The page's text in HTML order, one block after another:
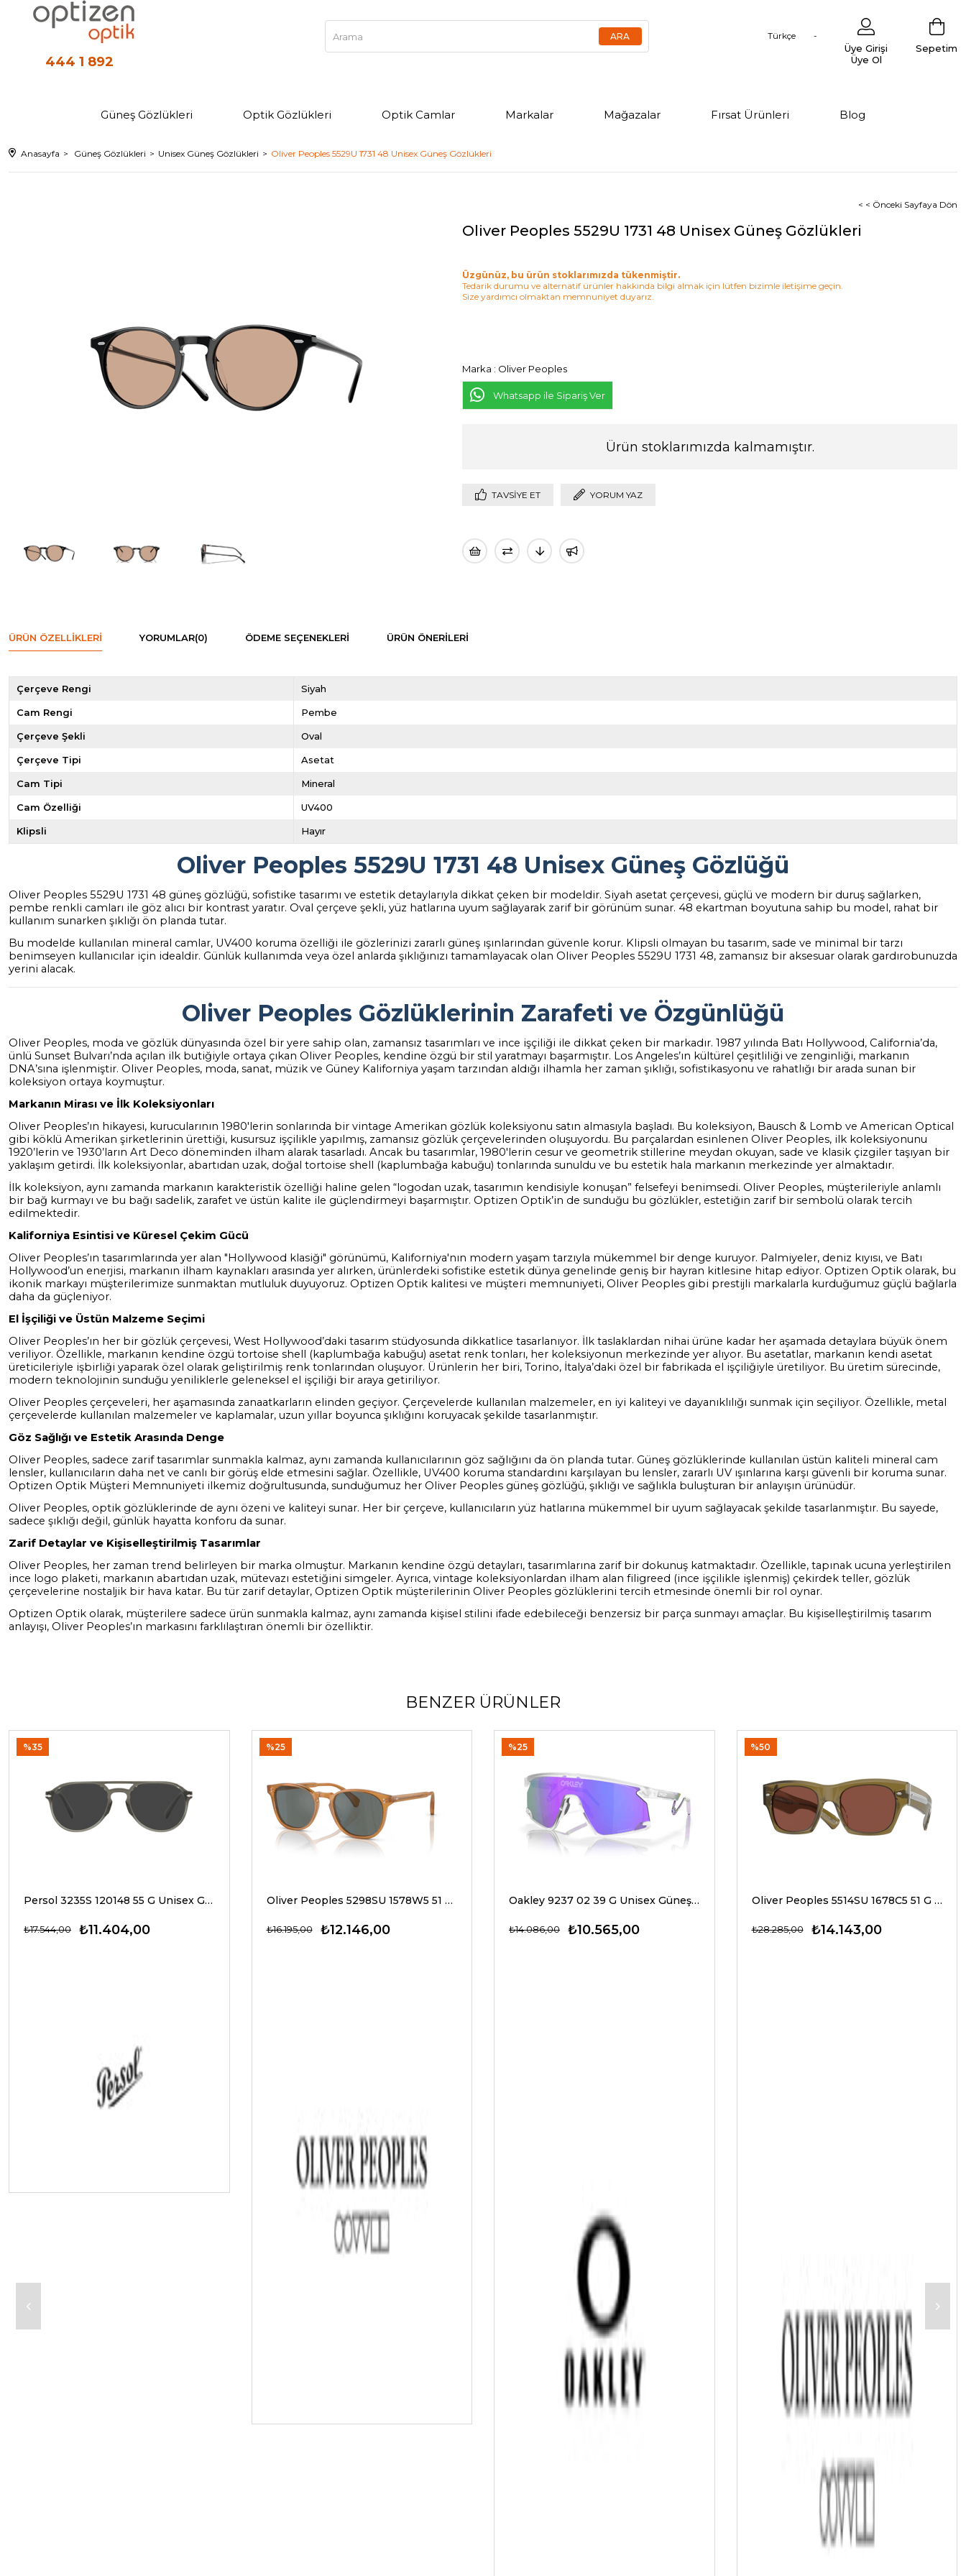
444 1 892
Türkçe
Sepetim
Üye Girişi
Üye Ol
Güneş Gözlükleri Optik Gözlükleri Optik Camlar Markalar Mağazalar Fırsat Ürünleri Blog
Anasayfa Güneş Gözlükleri Unisex Güneş Gözlükleri Oliver Peoples 5529U 1731 48 Unisex Güneş Gözlükleri
< < Önceki Sayfaya Dön
Oliver Peoples 5529U 1731 48 Unisex Güneş Gözlükleri
Üzgünüz, bu ürün stoklarımızda tükenmiştir.
Tedarik durumu ve alternatif ürünler hakkında bilgi almak için lütfen bizimle iletişime geçin.
Size yardımcı olmaktan memnuniyet duyarız.
Marka : Oliver Peoples
Whatsapp ile Sipariş Ver
Ürün stoklarımızda kalmamıştır.
TAVSIYE ET YORUM YAZ
ÜRÜN ÖZELLIKLERI YORUMLAR(0) ÖDEME SEÇENEKLERI ÜRÜN ÖNERILERI
Çerçeve Rengi Siyah
Cam Rengi Pembe
Çerçeve Şekli Oval
Çerçeve Tipi Asetat
Cam Tipi Mineral
Cam Özelliği UV400
Klipsli Hayır
Oliver Peoples 5529U 1731 48 Unisex Güneş Gözlüğü
Oliver Peoples 5529U 1731 48 güneş gözlüğü, sofistike tasarımı ve estetik detaylarıyla dikkat çeken bir modeldir. Siyah asetat çerçevesi, güçlü ve modern bir duruş sağlarken,
pembe renkli camları ile göz alıcı bir kontrast yaratır. Oval çerçeve şekli, yüz hatlarına uyum sağlayarak zarif bir görünüm sunar. 48 ekartman boyutuna sahip bu model, rahat bir
kullanım sunarken şıklığı ön planda tutar.
Bu modelde kullanılan mineral camlar, UV400 koruma özelliği ile gözlerinizi zararlı güneş ışınlarından güvenle korur. Klipsli olmayan bu tasarım, sade ve minimal bir tarzı
benimseyen kullanıcılar için idealdir. Günlük kullanımda veya özel anlarda şıklığınızı tamamlayacak olan Oliver Peoples 5529U 1731 48, zamansız bir aksesuar olarak gardırobunuzda
yerini alacak.
Oliver Peoples Gözlüklerinin Zarafeti ve Özgünlüğü
Oliver Peoples, moda ve gözlük dünyasında özel bir yere sahip olan, zamansız tasarımları ve ince işçiliği ile dikkat çeken bir markadır. 1987 yılında Batı Hollywood, California’da,
ünlü Sunset Bulvarı’nda açılan ilk butiğiyle ortaya çıkan Oliver Peoples, kendine özgü bir stil yaratmayı başarmıştır. Los Angeles’ın kültürel çeşitliliği ve zenginliği, markanın
DNA’sına işlenmiştir. Oliver Peoples, moda, sanat, müzik ve Güney Kaliforniya yaşam tarzından aldığı ilhamla her zaman şıklığı, sofistikasyonu ve rahatlığı bir arada sunan bir
koleksiyon ortaya koymuştur.
Markanın Mirası ve İlk Koleksiyonları
Oliver Peoples’ın hikayesi, kurucularının 1980'lerin sonlarında bir vintage Amerikan gözlük koleksiyonu satın almasıyla başladı. Bu koleksiyon, Bausch & Lomb ve American Optical
gibi köklü Amerikan şirketlerinin ürettiği, kusursuz işçilikle yapılmış, zamansız gözlük çerçevelerinden oluşuyordu. Bu parçalardan esinlenen Oliver Peoples, ilk koleksiyonunu
1920’lerin ve 1930’ların Art Deco döneminden ilham alarak tasarladı. Ancak bu tasarımlar, 1980'lerin cesur ve geometrik stillerine meydan okuyan, sade ve klasik çizgiler taşıyan bir
yaklaşım getirdi. İlk koleksiyonlar, abartıdan uzak, doğal tortoise shell (kaplumbağa kabuğu) tonlarında sunuldu ve bu estetik hala markanın merkezinde yer almaktadır.
İlk koleksiyon, aynı zamanda markanın karakteristik özelliği haline gelen “logodan uzak, tasarımın kendisiyle konuşan” felsefeyi benimsedi. Oliver Peoples, müşterileriyle anlamlı
bir bağ kurmayı ve bu bağı sadelik, zarafet ve üstün kalite ile güçlendirmeyi başarmıştır. Optizen Optik’in de sunduğu bu gözlükler, estetiğin zarif bir sembolü olarak tercih
edilmektedir.
Kaliforniya Esintisi ve Küresel Çekim Gücü
Oliver Peoples’ın tasarımlarında yer alan "Hollywood klasiği" görünümü, Kaliforniya'nın modern yaşam tarzıyla mükemmel bir denge kuruyor. Palmiyeler, deniz kıyısı, ve Batı
Hollywood’un enerjisi, markanın ilham kaynakları arasında yer alırken, ürünlerdeki sofistike estetik dünya genelinde geniş bir hayran kitlesine hitap ediyor. Optizen Optik olarak, bu
ikonik markayı müşterilerimize sunmaktan mutluluk duyuyoruz. Optizen Optik kalitesi ve müşteri memnuniyeti, Oliver Peoples gibi prestijli markalarla kurduğumuz güçlü bağlarla
daha da güçleniyor.
El İşçiliği ve Üstün Malzeme Seçimi
Oliver Peoples’ın her bir gözlük çerçevesi, West Hollywood’daki tasarım stüdyosunda dikkatlice tasarlanıyor. İlk taslaklardan nihai ürüne kadar her aşamada detaylara büyük önem
veriliyor. Özellikle, markanın kendine özgü tortoise shell (kaplumbağa kabuğu) asetat renk tonları, her koleksiyonun merkezinde yer alıyor. Bu asetatlar, markanın kendi asetat
üreticileriyle işbirliği yaparak özel olarak geliştirilmiş renk tonlarından oluşuyor. Ürünlerin her biri, Torino, İtalya’daki özel bir fabrikada el işçiliğiyle üretiliyor. Bu üretim sürecinde,
modern teknolojinin sunduğu yeniliklerle geleneksel el işçiliği bir araya getiriliyor.
Oliver Peoples çerçeveleri, her aşamasında zanaatkarların elinden geçiyor. Çerçevelerde kullanılan malzemeler, en iyi kaliteyi ve dayanıklılığı sunmak için seçiliyor. Özellikle, metal
çerçevelerde kullanılan malzemeler ve kaplamalar, uzun yıllar boyunca şıklığını koruyacak şekilde tasarlanmıştır.
Göz Sağlığı ve Estetik Arasında Denge
Oliver Peoples, sadece zarif tasarımlar sunmakla kalmaz, aynı zamanda kullanıcılarının göz sağlığını da ön planda tutar. Güneş gözlüklerinde kullanılan üstün kaliteli mineral cam
lensler, kullanıcıların daha net ve canlı bir görüş elde etmesini sağlar. Özellikle, UV400 koruma standardını karşılayan bu lensler, zararlı UV ışınlarına karşı güvenli bir koruma sunar.
Optizen Optik Müşteri Memnuniyeti ilkemiz doğrultusunda, sunduğumuz her Oliver Peoples güneş gözlüğü, şıklığı ve sağlıkla buluşturan bir anlayışın ürünüdür.
Oliver Peoples, optik gözlüklerinde de aynı özeni ve kaliteyi sunar. Her bir çerçeve, kullanıcıların yüz hatlarına mükemmel bir uyum sağlayacak şekilde tasarlanmıştır. Bu sayede,
sadece şıklığı değil, günlük hayatta konforu da sunar.
Zarif Detaylar ve Kişiselleştirilmiş Tasarımlar
Oliver Peoples, her zaman trend belirleyen bir marka olmuştur. Markanın kendine özgü detayları, tasarımlarına zarif bir dokunuş katmaktadır. Özellikle, tapınak ucuna yerleştirilen
ince logo plaketi, markanın abartıdan uzak, mütevazı estetiğini simgeler. Ayrıca, vintage koleksiyonlardan ilham alan filigreed (ince işçilikle işlenmiş) çekirdek teller, gözlük
çerçevelerine nostaljik bir hava katar. Bu tür zarif detaylar, Optizen Optik müşterilerinin Oliver Peoples gözlüklerini tercih etmesinde önemli bir rol oynar.
Optizen Optik olarak, müşterilere sadece ürün sunmakla kalmaz, aynı zamanda kişisel stilini ifade edebileceği benzersiz bir parça sunmayı amaçlar. Bu kişiselleştirilmiş tasarım
anlayışı, Oliver Peoples’ın markasını farklılaştıran önemli bir özelliktir.
BENZER ÜRÜNLER
Persol 3235S 120148 55 G Unisex Güneş Gözlükleri
₺11.404,00
₺17.544,00
%35
Oliver Peoples 5298SU 1578W5 51 G Unisex Güneş Gözlükleri
₺12.146,00
₺16.195,00
%25
Oakley 9237 02 39 G Unisex Güneş Gözlükleri
₺10.565,00
₺14.086,00
%25
Oliver Peoples 5514SU 1678C5 51 G Unisex Güneş Gözlükleri
₺14.143,00
₺28.285,00
%50